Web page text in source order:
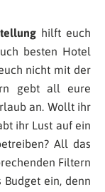
hilft euch
besten Hotel
nicht mit der
gebt all eure
an. Wollt ihr
ihr Lust auf ein
All das
Filtern
ein, denn